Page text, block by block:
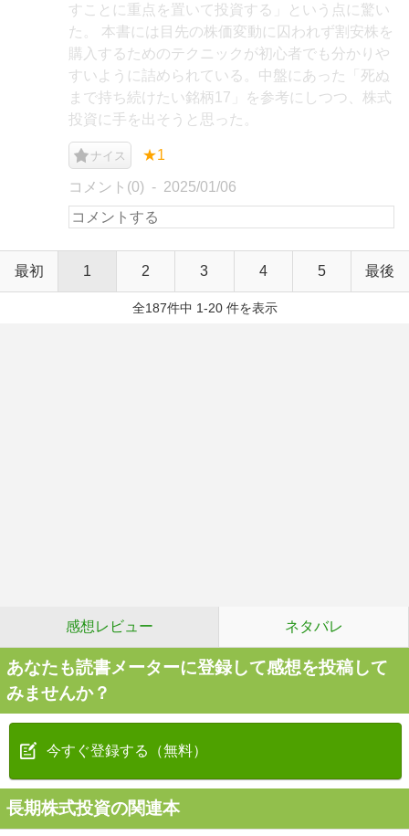
すことに重点を置いて投資する」という点に驚い
た。 本書には目先の株価変動に囚われず割安株を
購入するためのテクニックが初心者でも分かりや
すいように詰められている。中盤にあった「死ぬ
まで持ち続けたい銘柄17」を参考にしつつ、株式
投資に手を出そうと思った。
ナイス ★1
コメント(0) 2025/01/06
最初 1 2 3 4 5 最後
全187件中 1-20 件を表示
感想レビュー ネタバレ
あなたも読書メーターに登録して感想を投稿して
みませんか？
今すぐ登録する（無料）
長期株式投資の関連本